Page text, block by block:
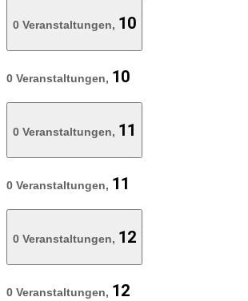
0 Veranstaltungen, 10
0 Veranstaltungen, 10
0 Veranstaltungen, 11
0 Veranstaltungen, 11
0 Veranstaltungen, 12
0 Veranstaltungen, 12